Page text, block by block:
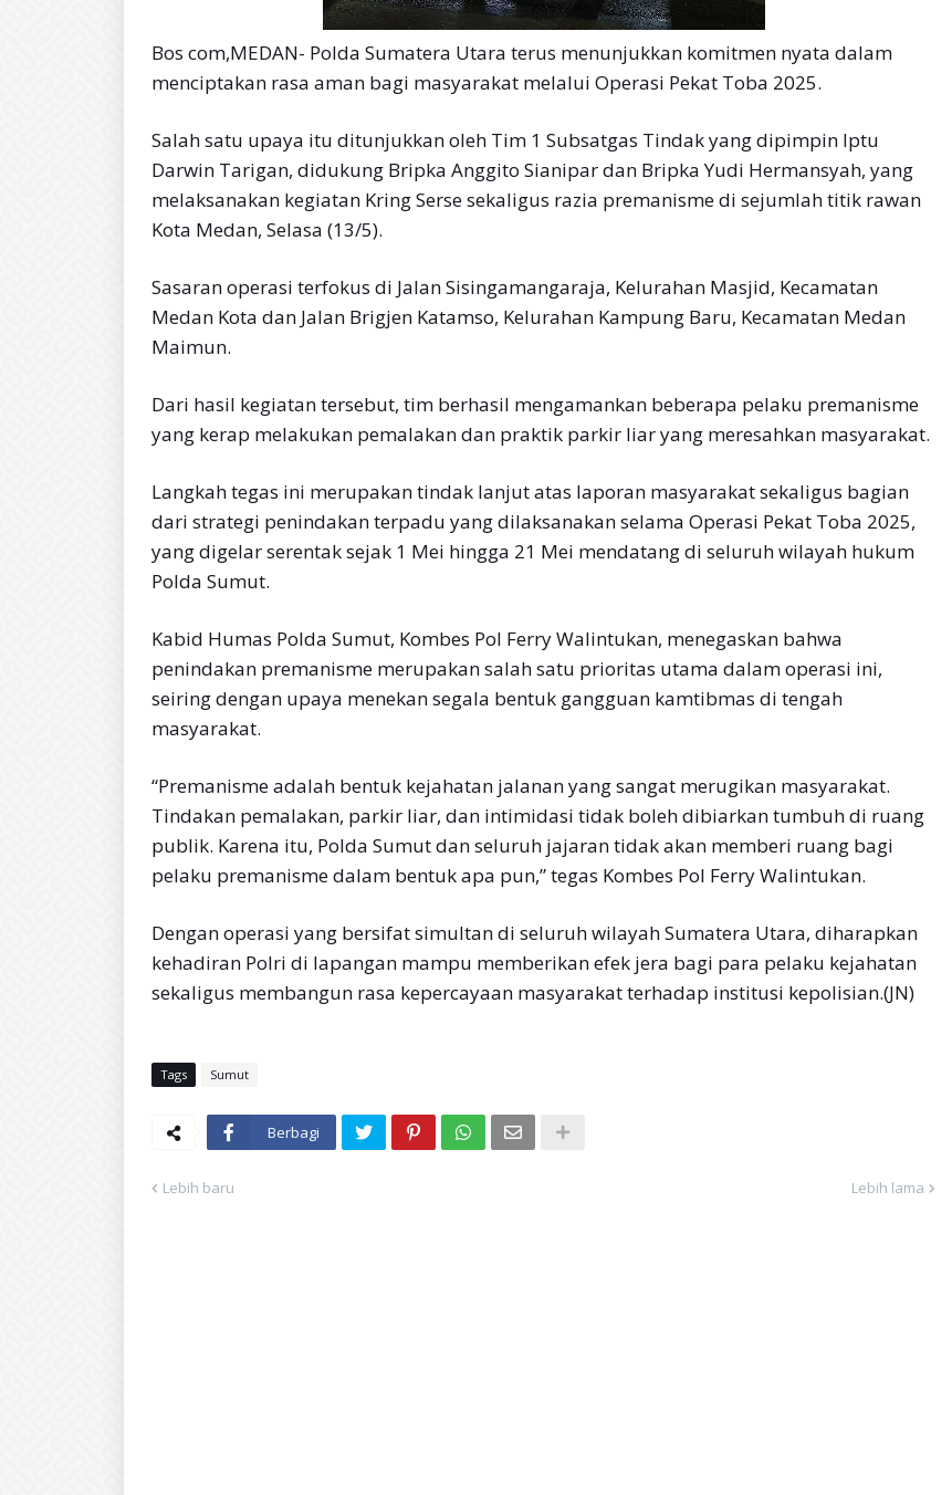
Bos com,MEDAN- Polda Sumatera Utara terus menunjukkan komitmen nyata dalam
menciptakan rasa aman bagi masyarakat melalui Operasi Pekat Toba 2025.
Salah satu upaya itu ditunjukkan oleh Tim 1 Subsatgas Tindak yang dipimpin Iptu
Darwin Tarigan, didukung Bripka Anggito Sianipar dan Bripka Yudi Hermansyah, yang
melaksanakan kegiatan Kring Serse sekaligus razia premanisme di sejumlah titik rawan
Kota Medan, Selasa (13/5).
Sasaran operasi terfokus di Jalan Sisingamangaraja, Kelurahan Masjid, Kecamatan
Medan Kota dan Jalan Brigjen Katamso, Kelurahan Kampung Baru, Kecamatan Medan
Maimun.
Dari hasil kegiatan tersebut, tim berhasil mengamankan beberapa pelaku premanisme
yang kerap melakukan pemalakan dan praktik parkir liar yang meresahkan masyarakat.
Langkah tegas ini merupakan tindak lanjut atas laporan masyarakat sekaligus bagian
dari strategi penindakan terpadu yang dilaksanakan selama Operasi Pekat Toba 2025,
yang digelar serentak sejak 1 Mei hingga 21 Mei mendatang di seluruh wilayah hukum
Polda Sumut.
Kabid Humas Polda Sumut, Kombes Pol Ferry Walintukan, menegaskan bahwa
penindakan premanisme merupakan salah satu prioritas utama dalam operasi ini,
seiring dengan upaya menekan segala bentuk gangguan kamtibmas di tengah
masyarakat.
“Premanisme adalah bentuk kejahatan jalanan yang sangat merugikan masyarakat.
Tindakan pemalakan, parkir liar, dan intimidasi tidak boleh dibiarkan tumbuh di ruang
publik. Karena itu, Polda Sumut dan seluruh jajaran tidak akan memberi ruang bagi
pelaku premanisme dalam bentuk apa pun,” tegas Kombes Pol Ferry Walintukan.
Dengan operasi yang bersifat simultan di seluruh wilayah Sumatera Utara, diharapkan
kehadiran Polri di lapangan mampu memberikan efek jera bagi para pelaku kejahatan
sekaligus membangun rasa kepercayaan masyarakat terhadap institusi kepolisian.(JN)
Tags Sumut
Berbagi
Lebih baru Lebih lama